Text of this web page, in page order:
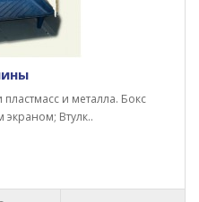
и металла. Бокс
Втулк..